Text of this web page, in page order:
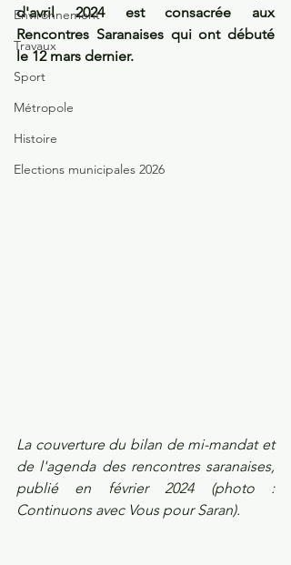
Environnement
Travaux
Sport
Métropole
Histoire
Elections municipales 2026
d'avril 2024 est consacrée aux
Rencontres Saranaises qui ont débuté
le 12 mars dernier.
La couverture du bilan de mi-mandat et
de l'agenda des rencontres saranaises,
publié en février 2024 (photo :
Continuons avec Vous pour Saran).